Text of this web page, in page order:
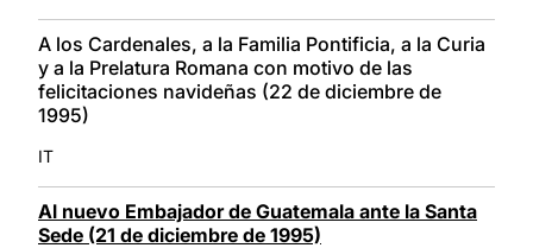
A los Cardenales, a la Familia Pontificia, a la Curia
y a la Prelatura Romana con motivo de las
felicitaciones navideñas (22 de diciembre de
1995)
IT
Al nuevo Embajador de Guatemala ante la Santa
Sede (21 de diciembre de 1995)